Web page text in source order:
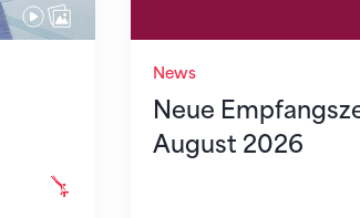
News
Neue
August 2026